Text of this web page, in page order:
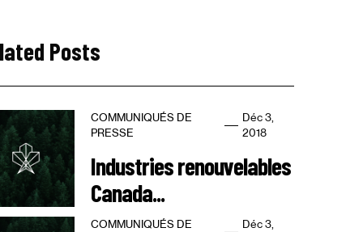
Posts
COMMUNIQUÉS DE
PRESSE
Déc 3,
2018
Industries renouvelables
Canada...
COMMUNIQUÉS DE
Déc 3,